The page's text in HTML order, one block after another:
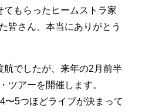
てもらったヒームストラ家
皆さん、本当にありがとう
航でしたが、来年の2月前半
ツアーを開催します。
〜5つほどライブが決まって